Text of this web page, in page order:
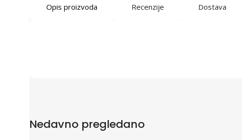
Opis proizvoda Recenzije Dostava
Nedavno pregledano